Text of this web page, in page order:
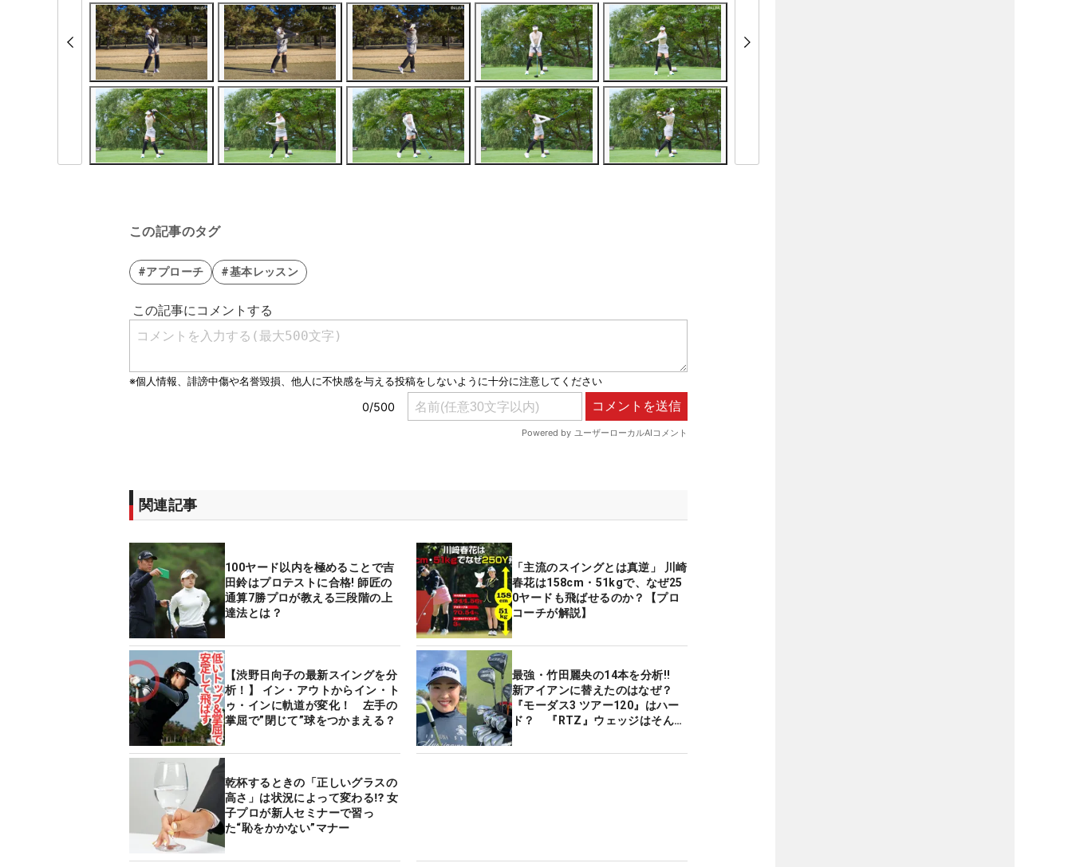
この記事のタグ
#アプローチ #基本レッスン
関連記事
100ヤード以内を極めることで吉
田鈴はプロテストに合格! 師匠の
通算7勝プロが教える三段階の上
達法とは？
「主流のスイングとは真逆」 川崎
春花は158cm・51kgで、なぜ25
0ヤードも飛ばせるのか？【プロ
コーチが解説】
【渋野日向子の最新スイングを分
析！】 イン・アウトからイン・ト
ゥ・インに軌道が変化！ 左手の
掌屈で”閉じて”球をつかまえる？
最強・竹田麗央の14本を分析‼
新アイアンに替えたのはなぜ？
『モーダス3 ツアー120』はハー
ド？ 『RTZ』ウェッジはそんな
乾杯するときの「正しいグラスの
高さ」は状況によって変わる⁉ 女
子プロが新人セミナーで習っ
た“恥をかかない”マナー